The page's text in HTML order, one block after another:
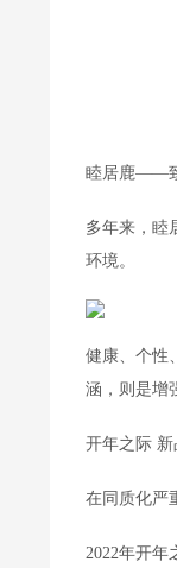
睦居鹿——致
多年来，睦
环境。
健康、个性
涵，则是增
开年之际
在同质化严
2022年开年